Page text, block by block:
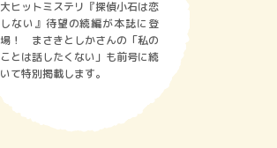
大ヒットミステリ『探偵小石は恋
しない』待望の続編が本誌に登
場！ まさきとしかさんの「私の
ことは話したくない」も前号に続
いて特別掲載します。